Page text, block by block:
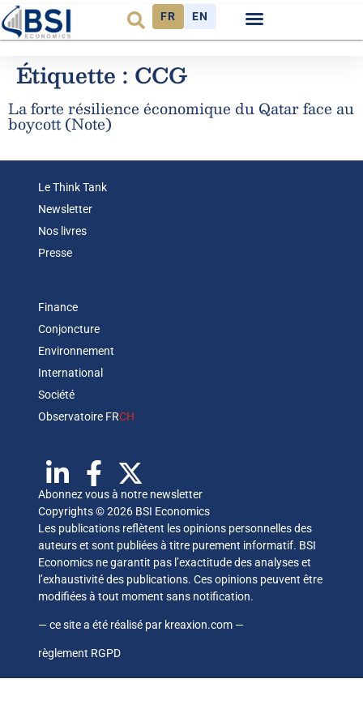
FR EN
Étiquette : CCG
La forte résilience économique du Qatar face au
boycott (Note)
Le Think Tank
Newsletter
Nos livres
Presse
Finance
Conjoncture
Environnement
International
Société
Observatoire FRCH
Abonnez vous à notre newsletter
Copyrights © 2026 BSI Economics
Les publications reflètent les opinions personnelles des
auteurs et sont publiées à titre purement informatif. BSI
Economics ne garantit pas l’exactitude des analyses et
l’exhaustivité des publications. Ces opinions peuvent être
modifiées à tout moment sans notification.
— ce site a été réalisé par kreaxion.com —
règlement RGPD